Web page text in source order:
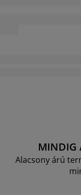
MINDIG
Alacsony árú